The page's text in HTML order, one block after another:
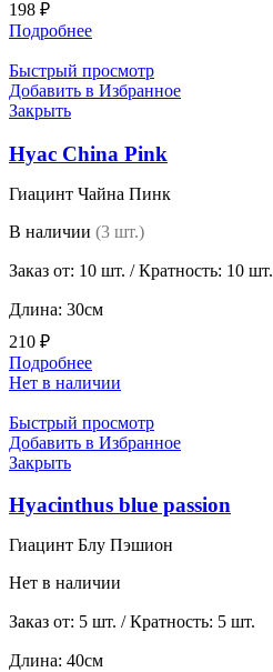
198 ₽
Подробнее
Быстрый просмотр
Добавить в Избранное
Закрыть
Hyac China Pink
Гиацинт Чайна Пинк
В наличии (3 шт.)
Заказ от: 10 шт. / Кратность: 10 шт.
Длина: 30см
210 ₽
Подробнее
Нет в наличии
Быстрый просмотр
Добавить в Избранное
Закрыть
Hyacinthus blue passion
Гиацинт Блу Пэшион
Нет в наличии
Заказ от: 5 шт. / Кратность: 5 шт.
Длина: 40см